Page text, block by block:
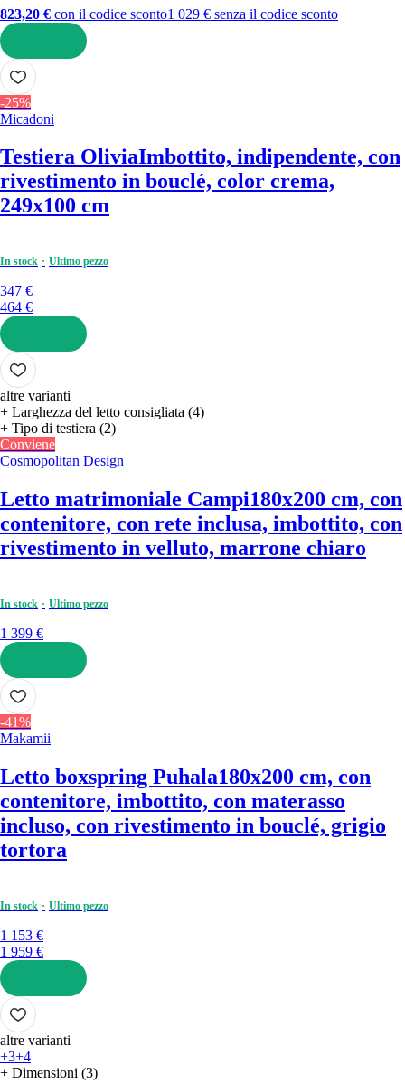
823,20 € con il codice sconto1 029 € senza il codice sconto
AGGIUNGI
-25%
Micadoni
Testiera OliviaImbottito, indipendente, con
rivestimento in bouclé, color crema,
249x100 cm
In stock Ultimo pezzo
347 €
464 €
AGGIUNGI
altre varianti
+ Larghezza del letto consigliata (4)
+ Tipo di testiera (2)
Conviene
Cosmopolitan Design
Letto matrimoniale Campi180x200 cm, con
contenitore, con rete inclusa, imbottito, con
rivestimento in velluto, marrone chiaro
In stock Ultimo pezzo
1 399 €
AGGIUNGI
-41%
Makamii
Letto boxspring Puhala180x200 cm, con
contenitore, imbottito, con materasso
incluso, con rivestimento in bouclé, grigio
tortora
In stock Ultimo pezzo
1 153 €
1 959 €
AGGIUNGI
altre varianti
+3+4
+ Dimensioni (3)